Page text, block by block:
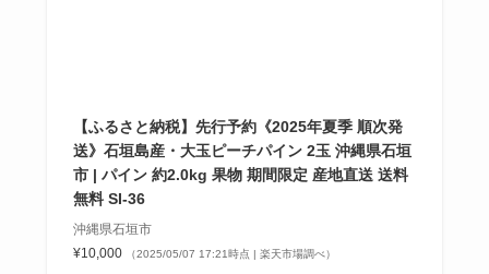
【ふるさと納税】先行予約《2025年夏季 順次発
送》石垣島産・大玉ピーチパイン 2玉 沖縄県石垣
市 | パイン 約2.0kg 果物 期間限定 産地直送 送料
無料 SI-36
沖縄県石垣市
¥10,000
（2025/05/07 17:21時点 | 楽天市場調べ）